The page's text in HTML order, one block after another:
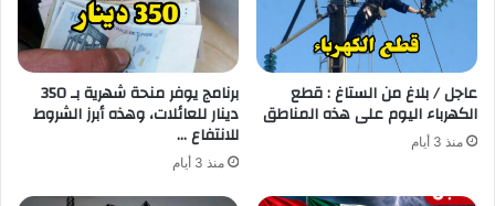
عاجل / بلاغ من الستاغ : قطع
الكهرباء اليوم على هذه المناطق
منذ 3 أيام
برنامج يوفر منحة شهرية بـ 350
دينار للعائلات، وهذه أبرز الشروط
للانتفاع …
منذ 3 أيام